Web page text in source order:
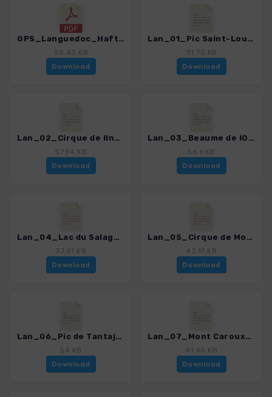
GPS_Languedoc_Haftungsausschluss-Nutzungsbedingungen-Hinweise_4306_3.pdf
38.43 KB
Download
Lan_01_Pic Saint-Loup_4306_3.gpx
31.75 KB
Download
Lan_02_Cirque de lInfernet_4306_3.gpx
57.94 KB
Download
Lan_03_Beaume de lOlivier_4306_3.gpx
56.6 KB
Download
Lan_04_Lac du Salagou_4306_3.gpx
37.51 KB
Download
Lan_05_Cirque de Moureze - Montagne de Liausson_4306_3.gpx
43.17 KB
Download
Lan_06_Pic de Tantajo_4306_3.gpx
54 KB
Download
Lan_07_Mont Caroux_4306_3.gpx
41.65 KB
Download